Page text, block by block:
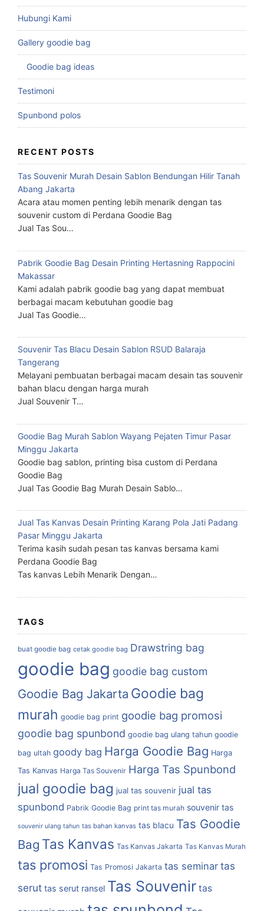
Hubungi Kami
Gallery goodie bag
Goodie bag ideas
Testimoni
Spunbond polos
RECENT POSTS
Tas Souvenir Murah Desain Sablon Bendungan Hilir Tanah
Abang Jakarta
Acara atau momen penting lebih menarik dengan tas
souvenir custom di Perdana Goodie Bag
Jual Tas Sou…
Pabrik Goodie Bag Desain Printing Hertasning Rappocini
Makassar
Kami adalah pabrik goodie bag yang dapat membuat
berbagai macam kebutuhan goodie bag
Jual Tas Goodie…
Souvenir Tas Blacu Desain Sablon RSUD Balaraja
Tangerang
Melayani pembuatan berbagai macam desain tas souvenir
bahan blacu dengan harga murah
Jual Souvenir T…
Goodie Bag Murah Sablon Wayang Pejaten Timur Pasar
Minggu Jakarta
Goodie bag sablon, printing bisa custom di Perdana
Goodie Bag
Jual Tas Goodie Bag Murah Desain Sablo…
Jual Tas Kanvas Desain Printing Karang Pola Jati Padang
Pasar Minggu Jakarta
Terima kasih sudah pesan tas kanvas bersama kami
Perdana Goodie Bag
Tas kanvas Lebih Menarik Dengan…
TAGS
buat goodie bag cetak goodie bag Drawstring bag
goodie bag goodie bag custom
Goodie Bag Jakarta Goodie bag
murah goodie bag print goodie bag promosi
goodie bag spunbond goodie bag ulang tahun goodie
bag ultah goody bag Harga Goodie Bag Harga
Tas Kanvas Harga Tas Souvenir Harga Tas Spunbond
jual goodie bag jual tas souvenir jual tas
spunbond Pabrik Goodie Bag print tas murah souvenir tas
souvenir ulang tahun tas bahan kanvas tas blacu Tas Goodie
Bag Tas Kanvas Tas Kanvas Jakarta Tas Kanvas Murah
tas promosi Tas Promosi Jakarta tas seminar tas
serut tas serut ransel Tas Souvenir tas